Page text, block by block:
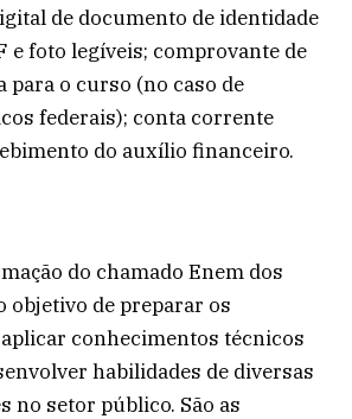
de documento de identidade
e foto legíveis; comprovante de
para o curso (no caso de
federais); conta corrente
do auxílio financeiro.
do chamado Enem dos
objetivo de preparar os
conhecimentos técnicos
habilidades de diversas
no setor público. São as